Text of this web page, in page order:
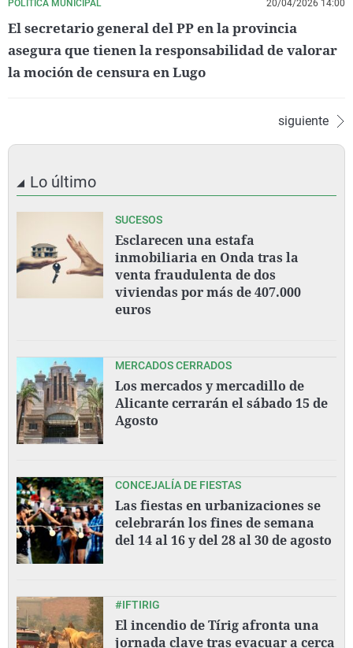
POLÍTICA MUNICIPAL 20/04/2026 14:00
El secretario general del PP en la provincia
asegura que tienen la responsabilidad de valorar
la moción de censura en Lugo
siguiente
Lo último
SUCESOS
Esclarecen una estafa
inmobiliaria en Onda tras la
venta fraudulenta de dos
viviendas por más de 407.000
euros
MERCADOS CERRADOS
Los mercados y mercadillo de
Alicante cerrarán el sábado 15 de
Agosto
CONCEJALÍA DE FIESTAS
Las fiestas en urbanizaciones se
celebrarán los fines de semana
del 14 al 16 y del 28 al 30 de agosto
#IFTIRIG
El incendio de Tírig afronta una
jornada clave tras evacuar a cerca